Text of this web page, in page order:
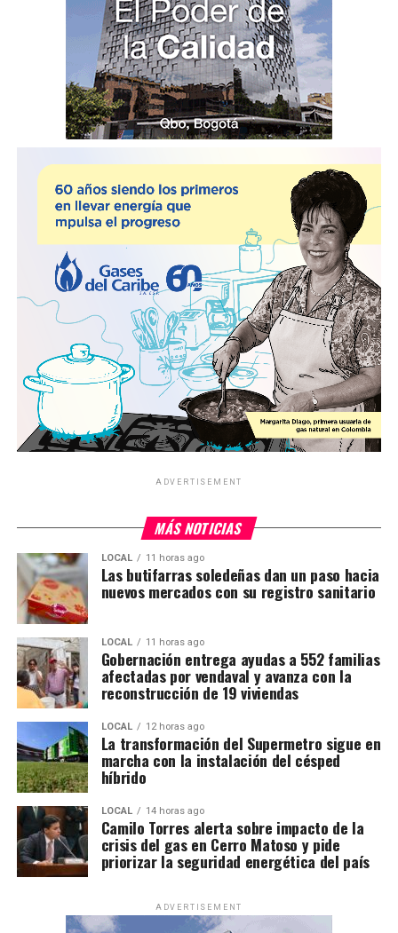
ADVERTISEMENT
MÁS NOTICIAS
LOCAL 11 horas ago
Las butifarras soledeñas dan un paso hacia
nuevos mercados con su registro sanitario
LOCAL 11 horas ago
Gobernación entrega ayudas a 552 familias
afectadas por vendaval y avanza con la
reconstrucción de 19 viviendas
LOCAL 12 horas ago
La transformación del Supermetro sigue en
marcha con la instalación del césped
híbrido
LOCAL 14 horas ago
Camilo Torres alerta sobre impacto de la
crisis del gas en Cerro Matoso y pide
priorizar la seguridad energética del país
ADVERTISEMENT